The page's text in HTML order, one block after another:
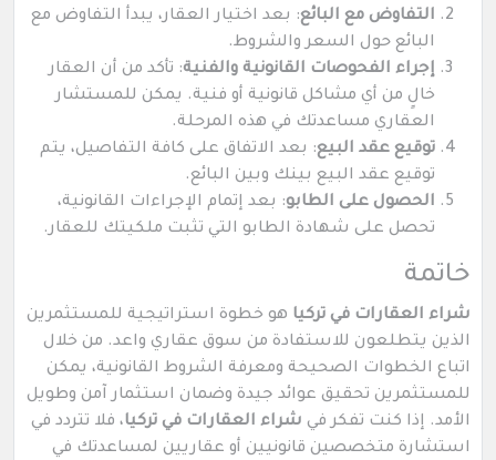
التفاوض مع البائع: بعد اختيار العقار، يبدأ التفاوض مع
البائع حول السعر والشروط.
إجراء الفحوصات القانونية والفنية: تأكد من أن العقار
خالٍ من أي مشاكل قانونية أو فنية. يمكن للمستشار
العقاري مساعدتك في هذه المرحلة.
توقيع عقد البيع: بعد الاتفاق على كافة التفاصيل، يتم
توقيع عقد البيع بينك وبين البائع.
الحصول على الطابو: بعد إتمام الإجراءات القانونية،
تحصل على شهادة الطابو التي تثبت ملكيتك للعقار.
خاتمة
شراء العقارات في تركيا هو خطوة استراتيجية للمستثمرين
الذين يتطلعون للاستفادة من سوق عقاري واعد. من خلال
اتباع الخطوات الصحيحة ومعرفة الشروط القانونية، يمكن
للمستثمرين تحقيق عوائد جيدة وضمان استثمار آمن وطويل
الأمد. إذا كنت تفكر في شراء العقارات في تركيا، فلا تتردد في
استشارة متخصصين قانونيين أو عقاريين لمساعدتك في